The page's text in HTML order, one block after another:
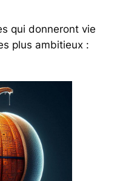
qui donneront vie
plus ambitieux :